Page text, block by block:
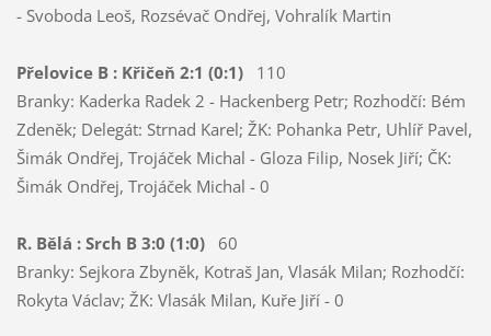
- Svoboda Leoš, Rozsévač Ondřej, Vohralík Martin
Přelovice B : Křičeň 2:1 (0:1)110
Branky: Kaderka Radek 2 - Hackenberg Petr; Rozhodčí: Bém
Zdeněk; Delegát: Strnad Karel; ŽK: Pohanka Petr, Uhlíř Pavel,
Šimák Ondřej, Trojáček Michal - Gloza Filip, Nosek Jiří; ČK:
Šimák Ondřej, Trojáček Michal - 0
R. Bělá : Srch B 3:0 (1:0)60
Branky: Sejkora Zbyněk, Kotraš Jan, Vlasák Milan; Rozhodčí:
Rokyta Václav; ŽK: Vlasák Milan, Kuře Jiří - 0